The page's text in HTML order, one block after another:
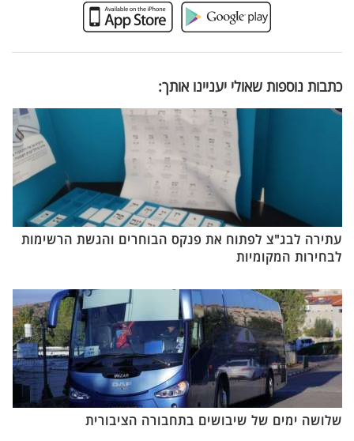
כתבות נוספות שאולי יעניינו אותך:
עתירה לבג"צ לפתוח את פנקס הבוחרים והגשת הרשימות
לבחירות המקומיות
שלושה ימים של שיבושים בתחבורה הציבורית